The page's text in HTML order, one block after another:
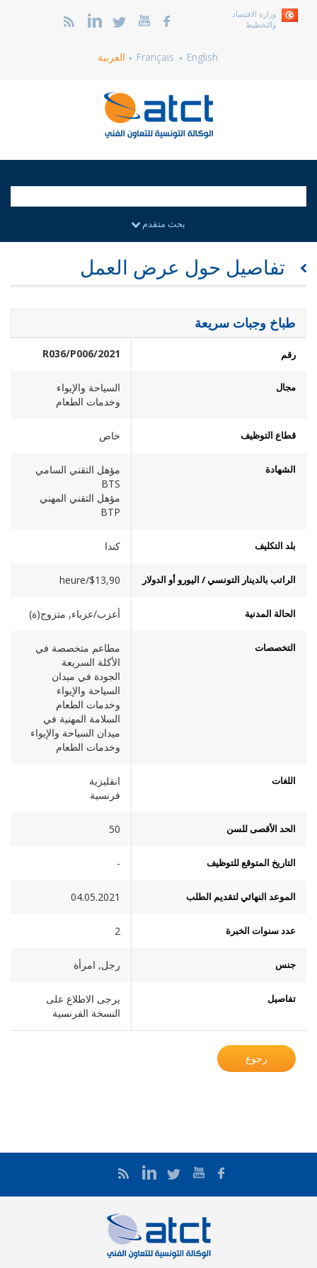
وزارة الاقتصاد
والتخطيط
English
Français العربية
بحث متقدم
تفاصيل حول عرض العمل
طباخ وجبات سريعة
رقم 2021/R036/P006
مجال
السياحة والإيواء
وخدمات الطعام
قطاع التوظيف خاص
الشهادة
مؤهل التقني السامي
BTS
مؤهل التقني المهني
BTP
بلد التكليف كندا
الراتب بالدينار التونسي / اليورو أو الدولار $13,90/heure
الحالة المدنية أعزب/عزباء, متزوج(ة)
التخصصات
مطاعم متخصصة في
الأكلة السريعة
الجودة في ميدان
السياحة والإيواء
وخدمات الطعام
السلامة المهنية في
ميدان السياحة والإيواء
وخدمات الطعام
اللغات
انقليزية
فرنسية
الحد الأقصى للسن 50
التاريخ المتوقع للتوظيف -
الموعد النهائي لتقديم الطلب 04.05.2021
عدد سنوات الخبرة 2
جنس رجل, امرأة
تفاصيل
يرجى الاطلاع على
النسخة الفرنسية
رجوع